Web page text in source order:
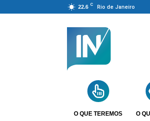
22.6 C Rio de Janeiro
O QUE TEREMOS O